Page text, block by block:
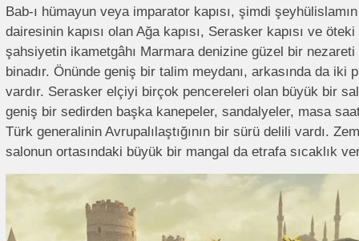
Bab-ı hümayun veya imparator kapısı, şimdi
dairesinin kapısı olan Ağa kapısı, Serasker kapısı ve öteki
şahsiyetin ikametgâhı Marmara denizine güzel bir
binadır. Önünde geniş bir talim meydanı, arkasında da iki
vardır. Serasker elçiyi birçok pencereleri olan büyük bir
geniş bir sedirden başka kanepeler, sandalyeler, masa
Türk generalinin Avrupalılaştığının bir sürü delili vardı.
salonun ortasındaki büyük bir mangal da etrafa sıcaklık